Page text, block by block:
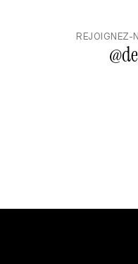
REJOIGNEZ-
@